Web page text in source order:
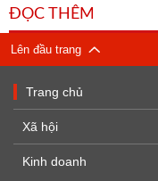
ĐỌC THÊM
Lên đầu trang
Trang chủ
Xã hội
Kinh doanh